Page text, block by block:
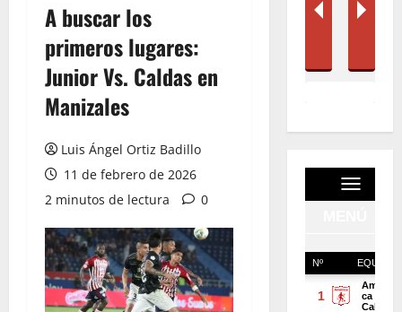
A buscar los
primeros lugares:
Junior Vs. Caldas en
Manizales
Luis Ángel Ortiz Badillo
11 de febrero de 2026
2 minutos de lectura
0